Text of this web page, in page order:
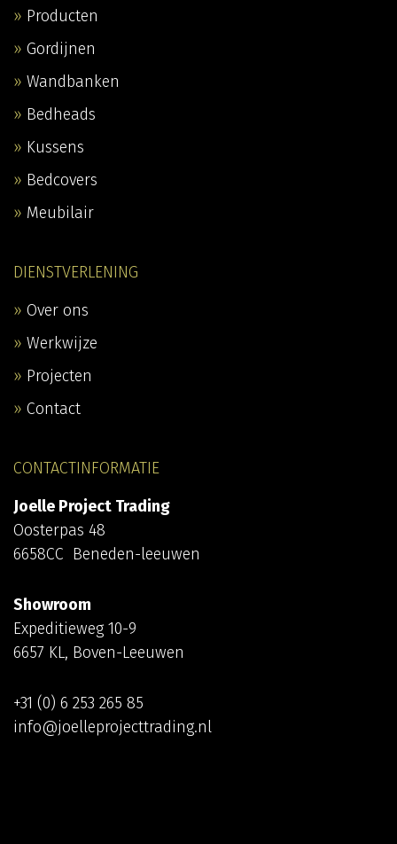
Producten
Gordijnen
Wandbanken
Bedheads
Kussens
Bedcovers
Meubilair
DIENSTVERLENING
Over ons
Werkwijze
Projecten
Contact
CONTACTINFORMATIE
Joelle Project Trading
Oosterpas 48
6658CC Beneden-leeuwen
Showroom
Expeditieweg 10-9
6657 KL, Boven-Leeuwen
+31 (0) 6 253 265 85
info@joelleprojecttrading.nl